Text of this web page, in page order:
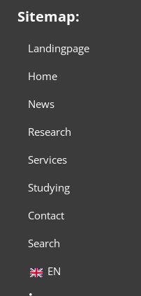
Sitemap:
Landingpage
Home
News
Research
Services
Studying
Contact
Search
EN